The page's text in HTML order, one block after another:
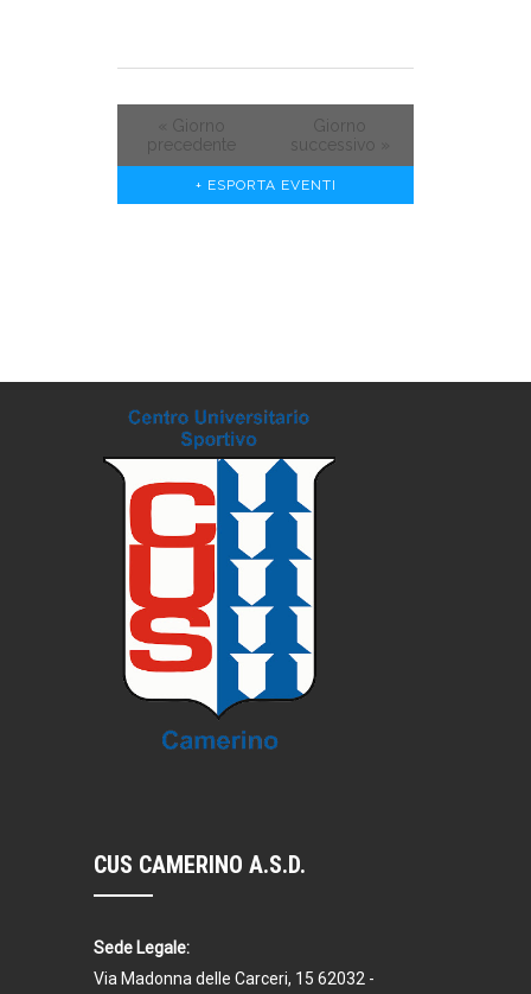
Giorno
precedente
Giorno
successivo
+ ESPORTA EVENTI
CUS CAMERINO A.S.D.
Sede Legale:
Via Madonna delle Carceri, 15 62032 -